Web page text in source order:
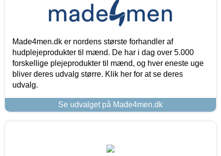
Made4men.dk er nordens største forhandler af
hudplejeprodukter til mænd. De har i dag over 5.000
forskellige plejeprodukter til mænd, og hver eneste uge
bliver deres udvalg større. Klik her for at se deres
udvalg.
Se udvalget på Made4men.dk